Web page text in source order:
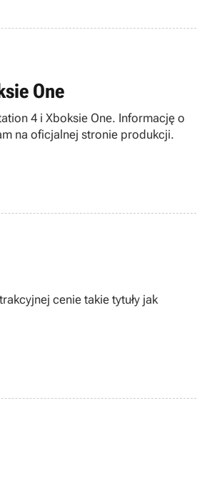
One
4 i Xboksie One. Informację o
na oficjalnej stronie produkcji.
cenie takie tytuły jak